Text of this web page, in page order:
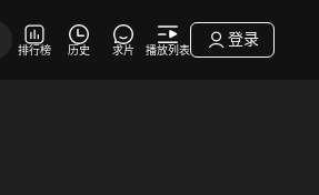
排行榜 历史 求片 播放列表
登录